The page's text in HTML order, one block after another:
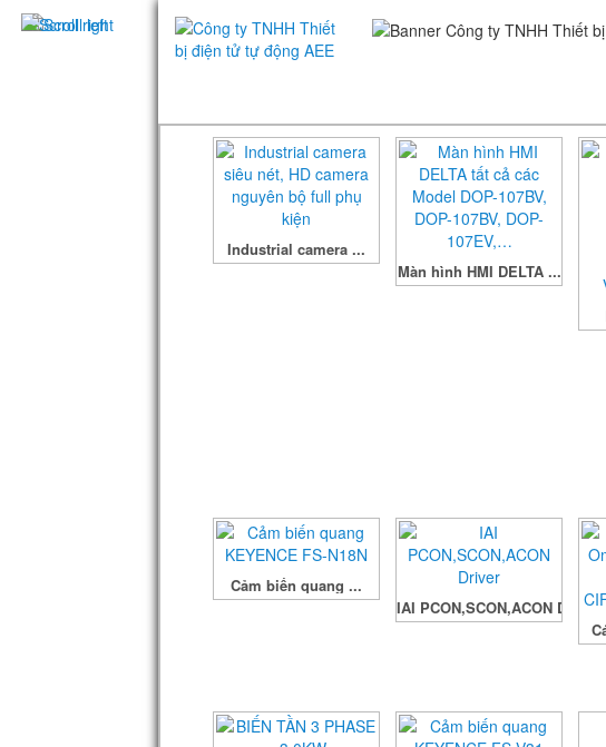
Industrial camera ...
Màn hình HMI DELTA ...
Cảm biến quang ...
IAI PCON,SCON,ACON Driver